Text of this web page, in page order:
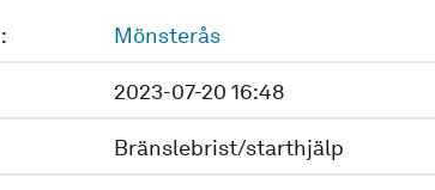
Mönsterås
2023-07-20 16:48
Bränslebrist/starthjälp